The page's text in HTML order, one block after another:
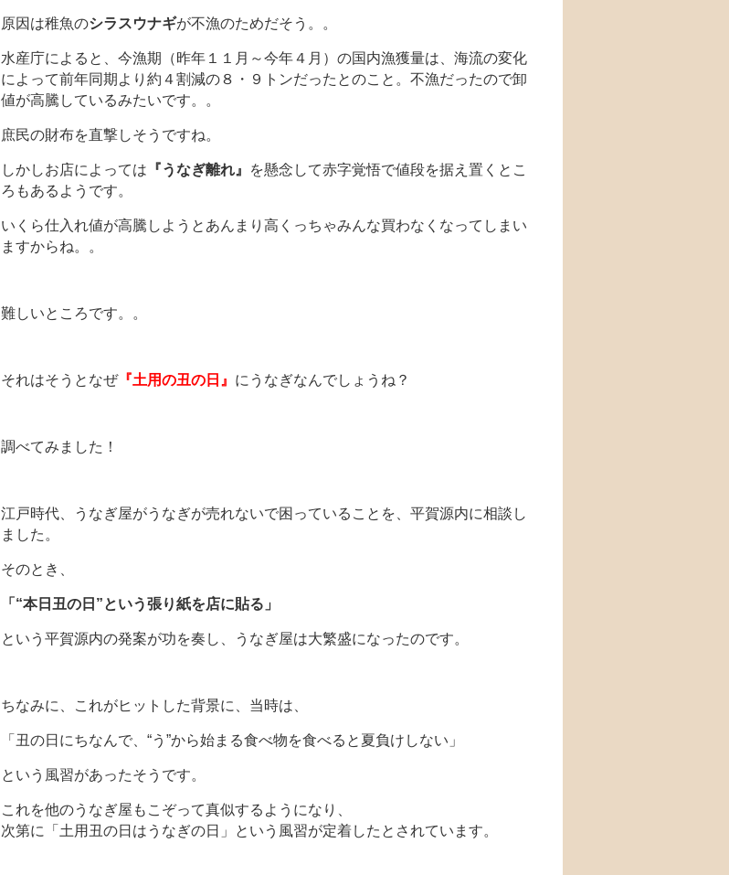
原因は稚魚のシラスウナギが不漁のためだそう。。
水産庁によると、今漁期（昨年１１月～今年４月）の国内漁獲量は、海流の変化
によって前年同期より約４割減の８・９トンだったとのこと。不漁だったので卸
値が高騰しているみたいです。。
庶民の財布を直撃しそうですね。
しかしお店によっては 『うなぎ離れ』
を懸念して赤字覚悟で値段を据え置くとこ
ろもあるようです。
いくら仕入れ値が高騰しようとあんまり高くっちゃみんな買わなくなってしまい
ますからね。。
難しいところです。。
それはそうとなぜ『土用の丑の日』 にうなぎなんでしょうね？
調べてみました！
江戸時代、うなぎ屋がうなぎが売れないで困っていることを、平賀源内に相談し
ました。
そのとき、
「“本日丑の日”という張り紙を店に貼る」
という平賀源内の発案が功を奏し、うなぎ屋は大繁盛になったのです。
ちなみに、これがヒットした背景に、当時は、
「丑の日にちなんで、“う”から始まる食べ物を食べると夏負けしない」
という風習があったそうです。
これを他のうなぎ屋もこぞって真似するようになり、
次第に「土用丑の日はうなぎの日」という風習が定着したとされています。